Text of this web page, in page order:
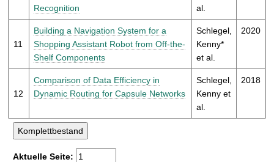
Recognition
al.
11
Building a Navigation System for a
Shopping Assistant Robot from Off-the-
Shelf Components
Schlegel,
Kenny*
et al.
2020
12
Comparison of Data Efficiency in
Dynamic Routing for Capsule Networks
Schlegel,
Kenny et
al.
2018
Aktuelle Seite: